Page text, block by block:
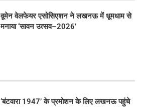
वूमेन वेलफेयर एसोसिएशन ने लखनऊ में धूमधाम से
मनाया ‘सावन उत्सव–2026’
‘बंटवारा 1947’ के प्रमोशन के लिए लखनऊ पहुंचे